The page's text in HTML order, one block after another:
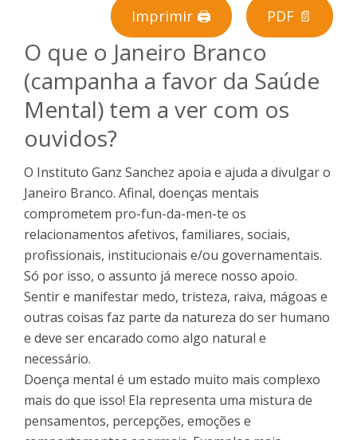
Imprimir 🖨 PDF 📄
O que o Janeiro Branco
(campanha a favor da Saúde
Mental) tem a ver com os
ouvidos?
O Instituto Ganz Sanchez apoia e ajuda a divulgar o
Janeiro Branco. Afinal, doenças mentais
comprometem pro-fun-da-men-te os
relacionamentos afetivos, familiares, sociais,
profissionais, institucionais e/ou governamentais.
Só por isso, o assunto já merece nosso apoio.
Sentir e manifestar medo, tristeza, raiva, mágoas e
outras coisas faz parte da natureza do ser humano
e deve ser encarado como algo natural e
necessário.
Doença mental é um estado muito mais complexo
mais do que isso! Ela representa uma mistura de
pensamentos, percepções, emoções e